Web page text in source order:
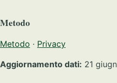
Metodo
Metodo · Privacy
Aggiornamento dati: 21